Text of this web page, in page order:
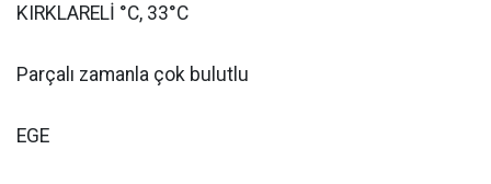
KIRKLARELİ °C, 33°C
Parçalı zamanla çok bulutlu
EGE